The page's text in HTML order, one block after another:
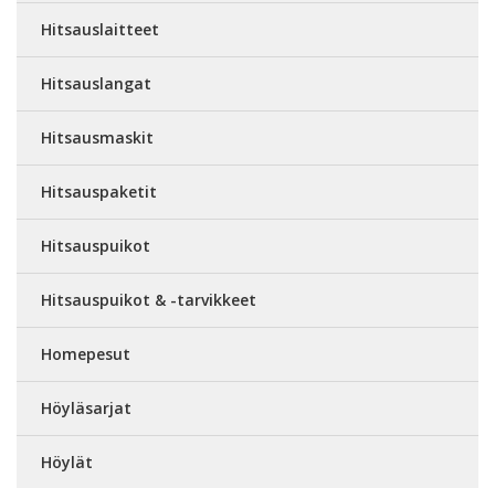
Hitsauslaitteet
Hitsauslangat
Hitsausmaskit
Hitsauspaketit
Hitsauspuikot
Hitsauspuikot & -tarvikkeet
Homepesut
Höyläsarjat
Höylät